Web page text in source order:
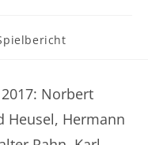
Norbert
Heusel, Hermann